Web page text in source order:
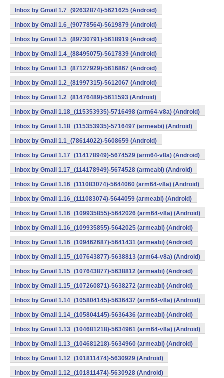
Inbox by Gmail 1.7_(92632874)-5621625 (Android)
Inbox by Gmail 1.6_(90778564)-5619879 (Android)
Inbox by Gmail 1.5_(89730791)-5618919 (Android)
Inbox by Gmail 1.4_(88495075)-5617839 (Android)
Inbox by Gmail 1.3_(87127929)-5616867 (Android)
Inbox by Gmail 1.2_(81997315)-5612067 (Android)
Inbox by Gmail 1.2_(81476489)-5611593 (Android)
Inbox by Gmail 1.18_(115353935)-5716498 (arm64-v8a) (Android)
Inbox by Gmail 1.18_(115353935)-5716497 (armeabi) (Android)
Inbox by Gmail 1.1_(78614022)-5608659 (Android)
Inbox by Gmail 1.17_(114178949)-5674529 (arm64-v8a) (Android)
Inbox by Gmail 1.17_(114178949)-5674528 (armeabi) (Android)
Inbox by Gmail 1.16_(111083074)-5644060 (arm64-v8a) (Android)
Inbox by Gmail 1.16_(111083074)-5644059 (armeabi) (Android)
Inbox by Gmail 1.16_(109935855)-5642026 (arm64-v8a) (Android)
Inbox by Gmail 1.16_(109935855)-5642025 (armeabi) (Android)
Inbox by Gmail 1.16_(109462687)-5641431 (armeabi) (Android)
Inbox by Gmail 1.15_(107643877)-5638813 (arm64-v8a) (Android)
Inbox by Gmail 1.15_(107643877)-5638812 (armeabi) (Android)
Inbox by Gmail 1.15_(107260871)-5638272 (armeabi) (Android)
Inbox by Gmail 1.14_(105804145)-5636437 (arm64-v8a) (Android)
Inbox by Gmail 1.14_(105804145)-5636436 (armeabi) (Android)
Inbox by Gmail 1.13_(104681218)-5634961 (arm64-v8a) (Android)
Inbox by Gmail 1.13_(104681218)-5634960 (armeabi) (Android)
Inbox by Gmail 1.12_(101811474)-5630929 (Android)
Inbox by Gmail 1.12_(101811474)-5630928 (Android)